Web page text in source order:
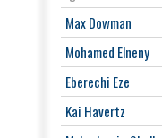
Max Dowman
Mohamed Elneny
Eberechi Eze
Kai Havertz